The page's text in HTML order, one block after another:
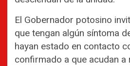
El Gobernador potosino
que tengan algún síntoma
hayan estado en contacto
confirmado a que acudan a